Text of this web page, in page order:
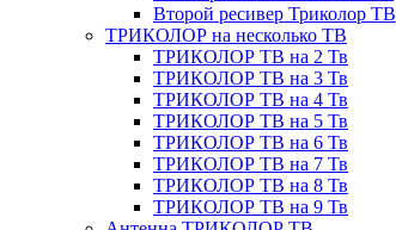
Второй ресивер Триколор ТВ
ТРИКОЛОР на несколько ТВ
ТРИКОЛОР ТВ на 2 Тв
ТРИКОЛОР ТВ на 3 Тв
ТРИКОЛОР ТВ на 4 Тв
ТРИКОЛОР ТВ на 5 Тв
ТРИКОЛОР ТВ на 6 Тв
ТРИКОЛОР ТВ на 7 Тв
ТРИКОЛОР ТВ на 8 Тв
ТРИКОЛОР ТВ на 9 Тв